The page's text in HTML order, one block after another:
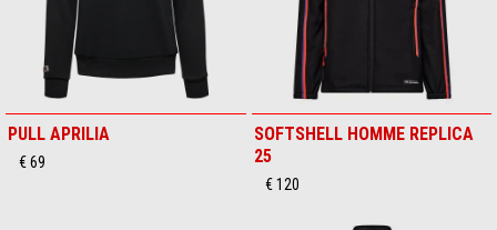
PULL APRILIA
€ 69
SOFTSHELL HOMME REPLICA
25
€ 120